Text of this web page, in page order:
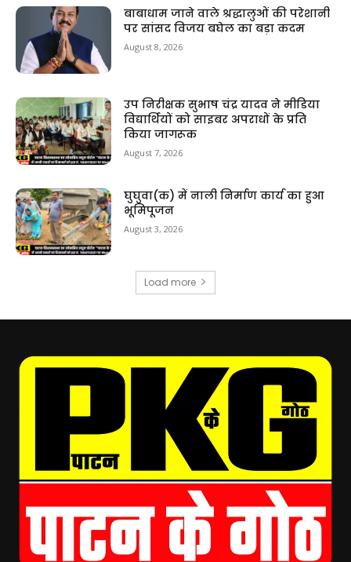
बाबाधाम जाने वाले श्रद्धालुओं की परेशानी
पर सांसद विजय बघेल का बड़ा कदम
August 8, 2026
उप निरीक्षक सुभाष चंद्र यादव ने मीडिया
विद्यार्थियों को साइबर अपराधों के प्रति
किया जागरूक
August 7, 2026
घुघुवा(क) में नाली निर्माण कार्य का हुआ
भूमिपूजन
August 3, 2026
Load more